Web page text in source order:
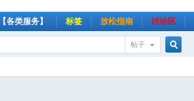
【各类服务】 标签 放松指南 讨论区
帖子